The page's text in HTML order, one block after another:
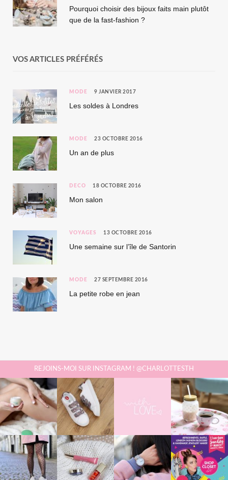
Pourquoi choisir des bijoux faits main plutôt
que de la fast-fashion ?
VOS ARTICLES PRÉFÉRÉS
MODE 9 JANVIER 2017
Les soldes à Londres
MODE 23 OCTOBRE 2016
Un an de plus
DÉCO 18 OCTOBRE 2016
Mon salon
VOYAGES 13 OCTOBRE 2016
Une semaine sur l’île de Santorin
MODE 27 SEPTEMBRE 2016
La petite robe en jean
REJOINS-MOI SUR INSTAGRAM ! @CHARLOTTESTH